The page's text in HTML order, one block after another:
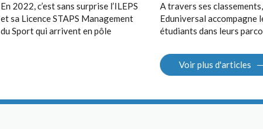
En 2022, c’est sans surprise l’ILEPS
et sa Licence STAPS Management
du Sport qui arrivent en pôle
A travers ses
Eduniversal accompagne
étudiants dans leurs
Bac+5, en France et à
l’international. Elle met à
Internet, salons.
Voir plus d'articles